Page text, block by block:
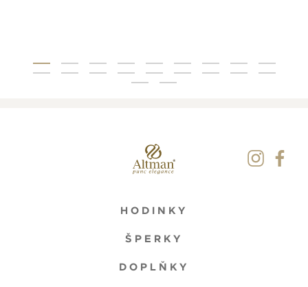
HODINKY
ŠPERKY
DOPLŇKY